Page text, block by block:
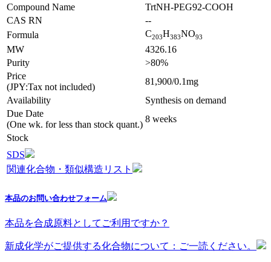
Compound Name
TrtNH-PEG92-COOH
CAS RN
--
Formula
C203H383NO93
MW
4326.16
Purity
>80%
Price
(JPY:Tax not included)
81,900/0.1mg
Availability
Synthesis on demand
Due Date
(One wk. for less than stock quant.)
8 weeks
Stock
SDS
関連化合物・類似構造リスト
本品のお問い合わせフォーム
本品を合成原料としてご利用ですか？
新成化学がご提供する化合物について：ご一読ください。